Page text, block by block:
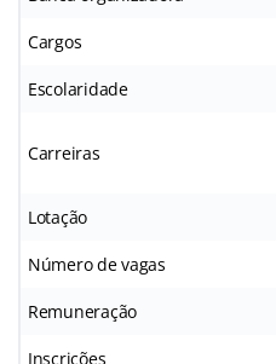
Cargos
Escolaridade
Carreiras
Lotação
Número de vagas
Remuneração
Inscrições